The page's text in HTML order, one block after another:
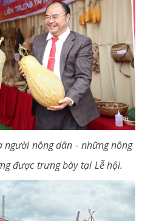
người nông dân - những nông
được trưng bày tại Lễ hội.